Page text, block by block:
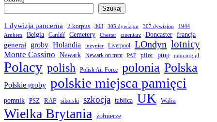
Szukaj
1 dywizja pancerna 2 korpus 303 305 dywizjon 307 dywizjon 1944
Arnhem Belgia Cardiff Cemetery Chester cmentarz Doncaster francja
generał
groby Holandia inżynier Liverpool LOndyn lotnicy
Monte Cassino Newark Newark on trent PAF pilot pmp pmp.org.pl
Polacy polish Polish Air Force polonia Polska
Polskie groby polskie miejsca pamięci
pomnik PSZ RAF sikorski szkocja tablica UK Walia
Wielka Brytania żołnierze